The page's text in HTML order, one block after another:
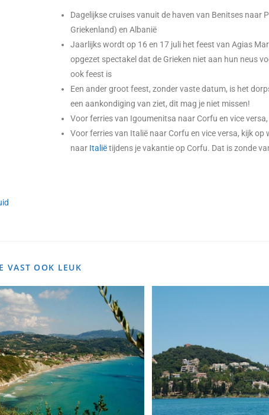
Dagelijkse cruises vanuit de haven van Benitses naar
Griekenland) en Albanië
Jaarlijks wordt op 16 en 17 juli het feest van Agias
opgezet spectakel dat de Grieken niet aan hun neus
ook feest is
Een ander groot feest, zonder vaste datum, is het
een aankondiging van ziet, dit mag je niet missen!
Voor ferries van Igoumenitsa naar Corfu en vice
Voor ferries van Italië naar Corfu en vice versa, kijk op
naar Italiëtijdens je vakantie op Corfu. Dat is zonde
VAST OOK LEUK